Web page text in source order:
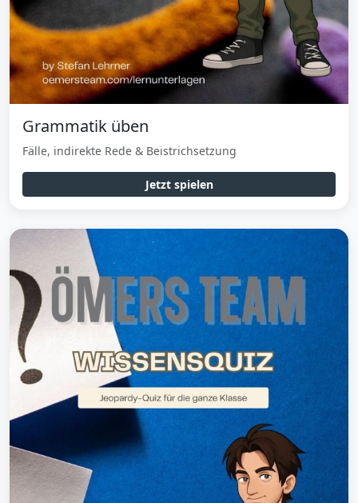
Grammatik üben
Fälle, indirekte Rede & Beistrichsetzung
Jetzt spielen